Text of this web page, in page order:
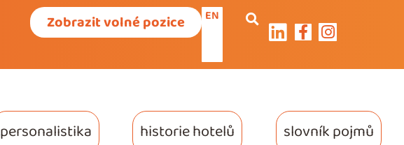
Zobrazit volné pozice EN
personalistika historie hotelů slovník pojmů